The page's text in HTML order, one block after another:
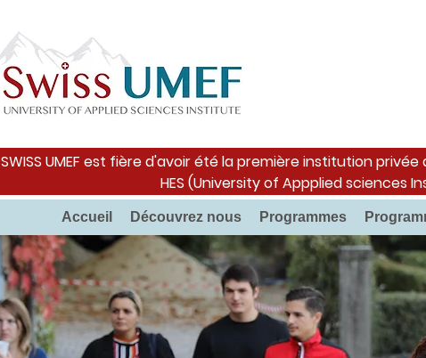
SWISS UMEF est fière d'avoir été la première institution
HES (University of Appplied sciences
Accueil Découvrez nous Programmes